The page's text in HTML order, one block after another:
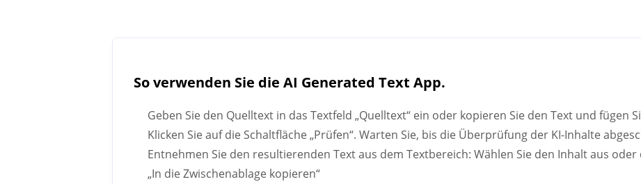
So verwenden Sie die AI Generated Text App.
Geben Sie den Quelltext in das Textfeld „Quelltext“ ein oder kopieren Sie den Text und fügen
Klicken Sie auf die Schaltfläche „Prüfen“. Warten Sie, bis die Überprüfung der KI-Inhalte
Entnehmen Sie den resultierenden Text aus dem Textbereich: Wählen Sie den Inhalt aus
„In die Zwischenablage kopieren“